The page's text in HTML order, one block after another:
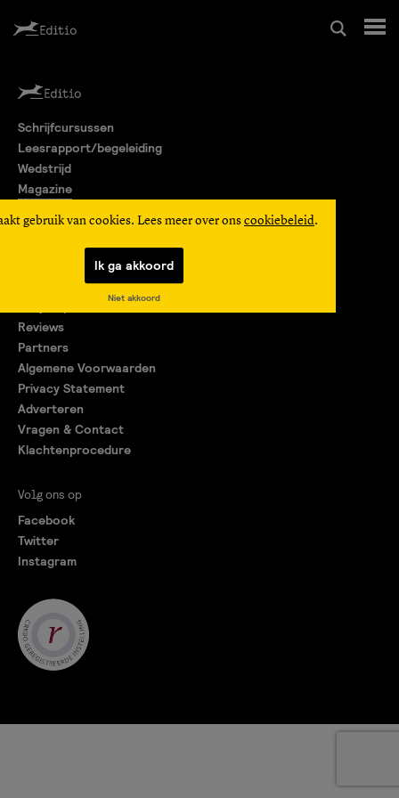
Leesrapport/begeleiding
Wedstrijd
Editio Producties
gebruik van cookies. Lees meer over ons cookiebeleid.
Ik ga akkoord
Niet akkoord
Schrijfcursussen
Leesrapport/begeleiding
Wedstrijd
Magazine
Reviews
Partners
Algemene Voorwaarden
Privacy Statement
Adverteren
Vragen & Contact
Klachtenprocedure
Volg ons op
Facebook
Twitter
Instagram